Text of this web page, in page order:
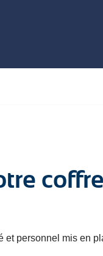
personnel mis en